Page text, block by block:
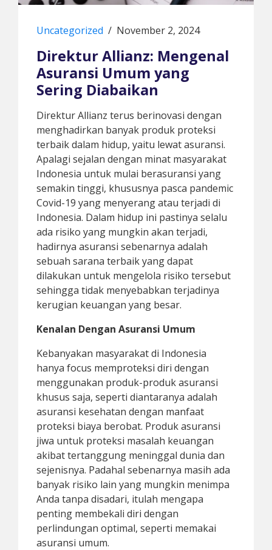
Uncategorized / November 2, 2024
Direktur Allianz: Mengenal
Asuransi Umum yang
Sering Diabaikan
Direktur Allianz terus berinovasi dengan
menghadirkan banyak produk proteksi
terbaik dalam hidup, yaitu lewat asuransi.
Apalagi sejalan dengan minat masyarakat
Indonesia untuk mulai berasuransi yang
semakin tinggi, khususnya pasca pandemic
Covid-19 yang menyerang atau terjadi di
Indonesia. Dalam hidup ini pastinya selalu
ada risiko yang mungkin akan terjadi,
hadirnya asuransi sebenarnya adalah
sebuah sarana terbaik yang dapat
dilakukan untuk mengelola risiko tersebut
sehingga tidak menyebabkan terjadinya
kerugian keuangan yang besar.
Kenalan Dengan Asuransi Umum
Kebanyakan masyarakat di Indonesia
hanya focus memproteksi diri dengan
menggunakan produk-produk asuransi
khusus saja, seperti diantaranya adalah
asuransi kesehatan dengan manfaat
proteksi biaya berobat. Produk asuransi
jiwa untuk proteksi masalah keuangan
akibat tertanggung meninggal dunia dan
sejenisnya. Padahal sebenarnya masih ada
banyak risiko lain yang mungkin menimpa
Anda tanpa disadari, itulah mengapa
penting membekali diri dengan
perlindungan optimal, seperti memakai
asuransi umum.